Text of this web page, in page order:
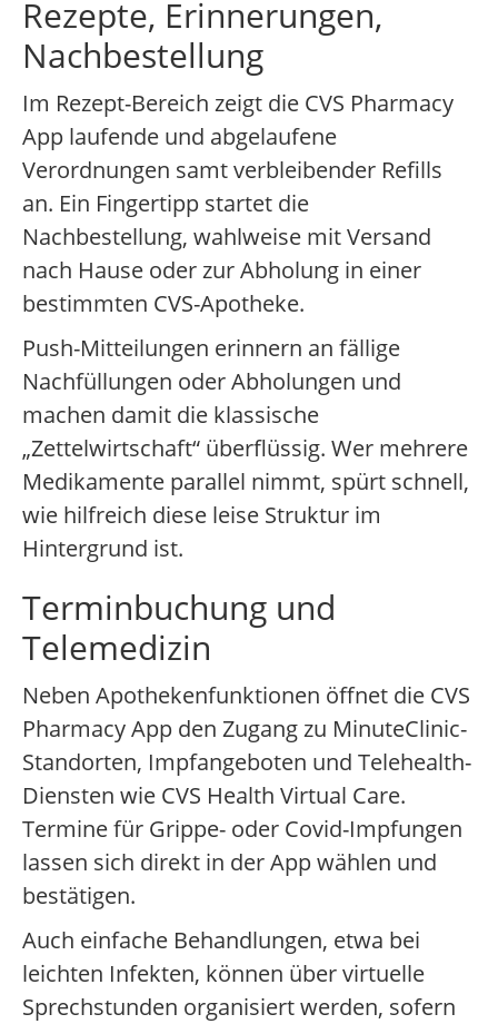
Rezepte, Erinnerungen,
Nachbestellung
Im Rezept-Bereich zeigt die CVS Pharmacy
App laufende und abgelaufene
Verordnungen samt verbleibender Refills
an. Ein Fingertipp startet die
Nachbestellung, wahlweise mit Versand
nach Hause oder zur Abholung in einer
bestimmten CVS-Apotheke.
Push-Mitteilungen erinnern an fällige
Nachfüllungen oder Abholungen und
machen damit die klassische
„Zettelwirtschaft“ überflüssig. Wer mehrere
Medikamente parallel nimmt, spürt schnell,
wie hilfreich diese leise Struktur im
Hintergrund ist.
Terminbuchung und
Telemedizin
Neben Apothekenfunktionen öffnet die CVS
Pharmacy App den Zugang zu MinuteClinic-
Standorten, Impfangeboten und Telehealth-
Diensten wie CVS Health Virtual Care.
Termine für Grippe- oder Covid-Impfungen
lassen sich direkt in der App wählen und
bestätigen.
Auch einfache Behandlungen, etwa bei
leichten Infekten, können über virtuelle
Sprechstunden organisiert werden, sofern